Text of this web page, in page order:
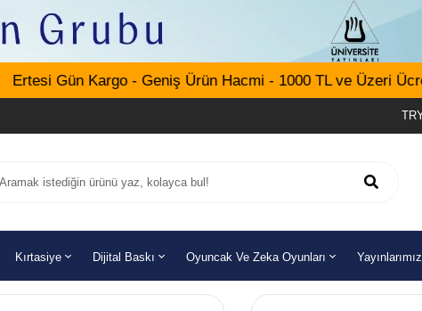
Ertesi Gün Kargo - Geniş Ürün Hacmi - 1000 TL ve Üzeri
Kırtasiye Dijital Baskı Oyuncak Ve Zeka Oyunları Yayınlarımız